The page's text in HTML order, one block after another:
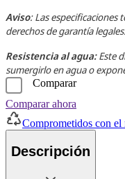
Aviso: Las especificaciones
derechos de garantía legales.
Resistencia al agua:Este
sumergirlo en agua o
Comparar
Comparar ahora
Comprometidos con
Descripción